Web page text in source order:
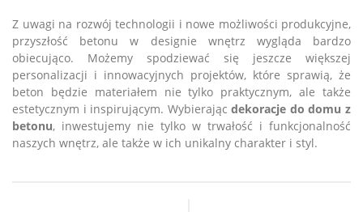
Z uwagi na rozwój technologii i nowe możliwości produkcyjne,
przyszłość betonu w designie wnętrz wygląda bardzo
obiecująco. Możemy spodziewać się jeszcze większej
personalizacji i innowacyjnych projektów, które sprawią, że
beton będzie materiałem nie tylko praktycznym, ale także
estetycznym i inspirującym. Wybierającdekoracje do domu z
betonu, inwestujemy nie tylko w trwałość i funkcjonalność
naszych wnętrz, ale także w ich unikalny charakter i styl.